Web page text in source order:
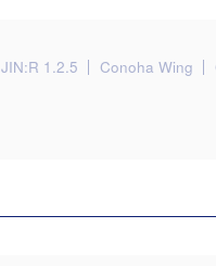
JIN:R 1.2.5 Conoha Wing